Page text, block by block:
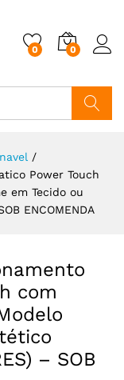
0 0
/
Power Touch
em Tecido ou
ENCOMENDA
com
– SOB